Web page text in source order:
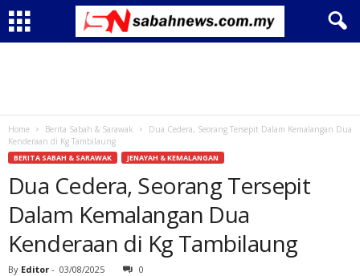
Home Berita Sabah & Sarawak
Dua Cedera, Seorang Tersepit Dalam Kemalangan Dua
Kenderaan di Kg Tambilaung
BERITA SABAH & SARAWAK JENAYAH & KEMALANGAN
Dua Cedera, Seorang Tersepit
Dalam Kemalangan Dua
Kenderaan di Kg Tambilaung
By Editor - 03/08/2025 0